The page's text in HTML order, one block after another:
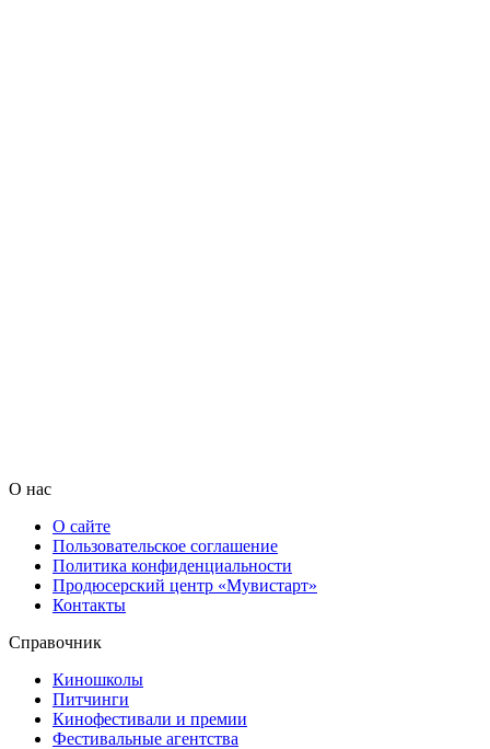
О нас
О сайте
Пользовательское соглашение
Политика конфиденциальности
Продюсерский центр «Мувистарт»
Контакты
Справочник
Киношколы
Питчинги
Кинофестивали и премии
Фестивальные агентства